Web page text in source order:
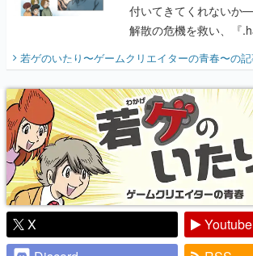
付いてきてくれないか
解散の危機を救い、『
『少年ジャンプ』色だ
り】
若ゲのいたり〜ゲームクリエイターの青春〜の
X
Youtube